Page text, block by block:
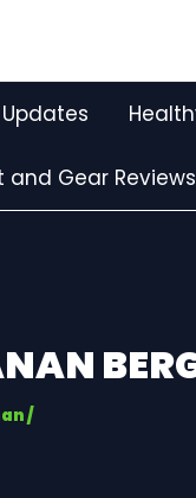
and Gear Reviews
/